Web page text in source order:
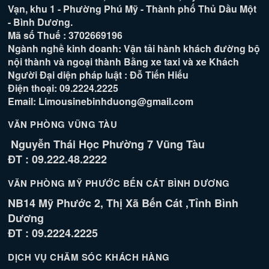
Vạn, khu 1 - Phường Phú Mỹ - Thành phố Thủ Dầu Một
- Bình Dương.
Mã số Thuế : 3702669196
Ngành nghề kinh doanh: Vận tải hành khách đường bộ
nội thành và ngoại thành Bằng xe taxi và xe Khách
Người Đại diện pháp luật : Đỗ Tiến Hiếu
Điện thoại: 09.2224.2225
Email: Limousinebinhduong@gmail.com
VĂN PHÒNG VŨNG TÀU
Nguyễn Thái Học Phường 7 Vũng Tàu
ĐT : 09.222.48.2222
VĂN PHÒNG MỸ PHƯỚC BẾN CÁT BÌNH DƯƠNG
NB14 Mỹ Phước 2, Thị Xã Bến Cát ,Tỉnh Bình
Dương
ĐT : 09.2224.2225
DỊCH VỤ CHĂM SÓC KHÁCH HÀNG